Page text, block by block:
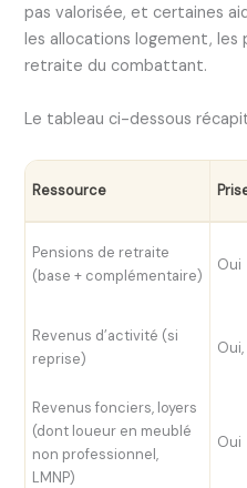
pas valorisée, et certaines
les allocations logement, les
retraite du combattant.
Le tableau ci-dessous
Ressource
Pensions de retraite
(base + complémentaire)
Oui
Revenus d’activité (si
reprise)
Revenus fonciers, loyers
(dont loueur en meublé
non professionnel,
LMNP)
Oui